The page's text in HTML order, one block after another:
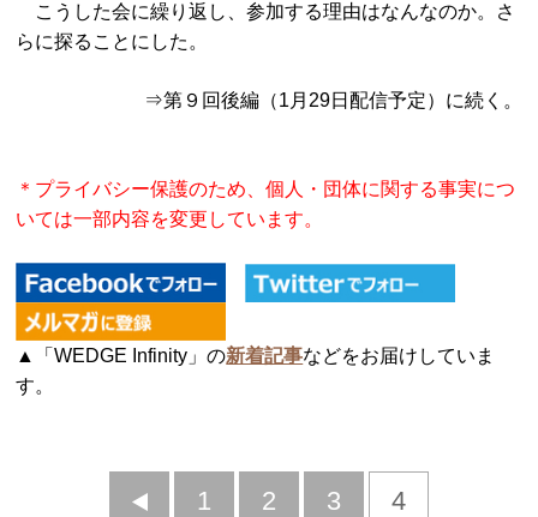
こうした会に繰り返し、参加する理由はなんなのか。さ
らに探ることにした。
⇒第９回後編（1月29日配信予定）に続く。
＊プライバシー保護のため、個人・団体に関する事実につ
いては一部内容を変更しています。
▲「WEDGE Infinity」の新着記事などをお届けしていま
す。
前
1 2 3 4